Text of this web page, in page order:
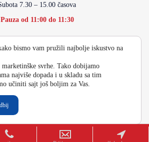
7.30 – 15.00 časova
Pauza od 11:00 do 11:30
info@energydoo.com
2026 Copyright Energy Auto Gume
bismo vam pružili najbolje iskustvo na
svrhe. Tako dobijamo
najviše dopada i u skladu sa tim
učiniti sajt još boljim za Vas.